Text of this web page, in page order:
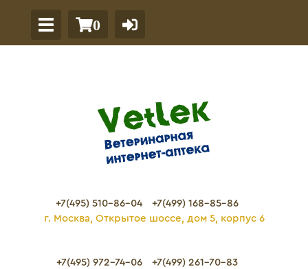
0
+7(495) 510-86-04
+7(499) 168-85-86
г. Москва, Открытое шоссе, дом 5, корпус 6
+7(495) 972-74-06
+7(499) 261-70-83